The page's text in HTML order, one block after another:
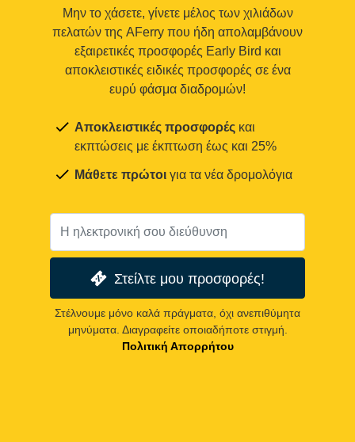
Μην το χάσετε, γίνετε μέλος των χιλιάδων
πελατών της AFerry που ήδη απολαμβάνουν
εξαιρετικές προσφορές Early Bird και
αποκλειστικές ειδικές προσφορές σε ένα
ευρύ φάσμα διαδρομών!
Αποκλειστικές προσφορές και
εκπτώσεις με έκπτωση έως και 25%
Μάθετε πρώτοι για τα νέα δρομολόγια
Στείλτε μου προσφορές!
Στέλνουμε μόνο καλά πράγματα, όχι ανεπιθύμητα
μηνύματα. Διαγραφείτε οποιαδήποτε στιγμή.
Πολιτική Απορρήτου